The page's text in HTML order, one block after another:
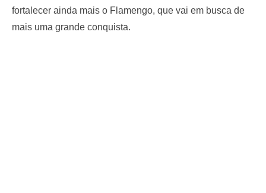
fortalecer ainda mais o Flamengo, que vai em busca de
mais uma grande conquista.